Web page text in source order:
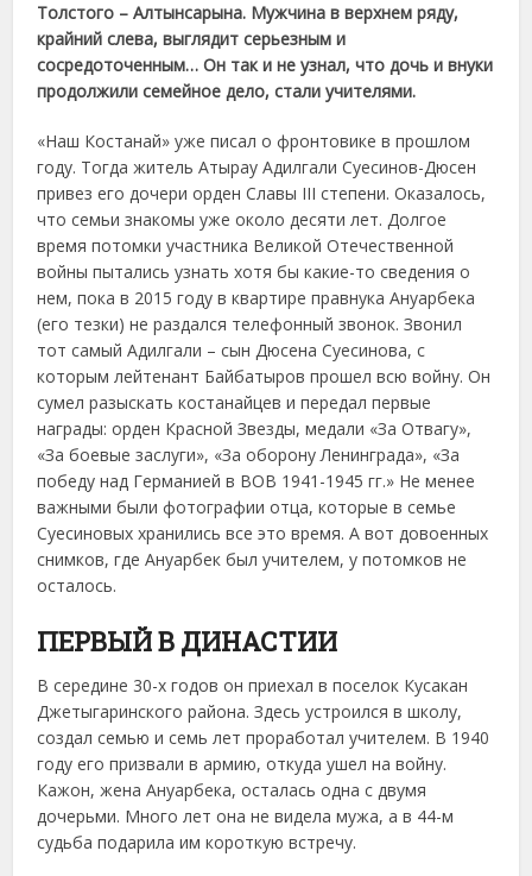
Толстого – Алтынсарына. Мужчина в верхнем ряду,
крайний слева, выглядит серьезным и
сосредоточенным… Он так и не узнал, что дочь и внуки
продолжили семейное дело, стали учителями.
«Наш Костанай» уже писал о фронтовике в прошлом
году. Тогда житель Атырау Адилгали Суесинов-Дюсен
привез его дочери орден Славы III степени. Оказалось,
что семьи знакомы уже около десяти лет. Долгое
время потомки участника Великой Отечественной
войны пытались узнать хотя бы какие-то сведения о
нем, пока в 2015 году в квартире правнука Ануарбека
(его тезки) не раздался телефонный звонок. Звонил
тот самый Адилгали – сын Дюсена Суесинова, с
которым лейтенант Байбатыров прошел всю войну. Он
сумел разыскать костанайцев и передал первые
награды: орден Красной Звезды, медали «За Отвагу»,
«За боевые заслуги», «За оборону Ленинграда», «За
победу над Германией в ВОВ 1941-1945 гг.» Не менее
важными были фотографии отца, которые в семье
Суесиновых хранились все это время. А вот довоенных
снимков, где Ануарбек был учителем, у потомков не
осталось.
ПЕРВЫЙ В ДИНАСТИИ
В середине 30-х годов он приехал в поселок Кусакан
Джетыгаринского района. Здесь устроился в школу,
создал семью и семь лет проработал учителем. В 1940
году его призвали в армию, откуда ушел на войну.
Кажон, жена Ануарбека, осталась одна с двумя
дочерьми. Много лет она не видела мужа, а в 44-м
судьба подарила им короткую встречу.